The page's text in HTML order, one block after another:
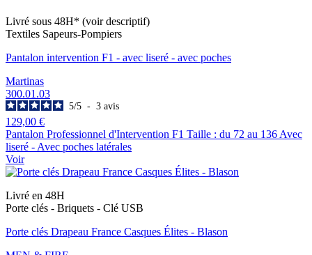
Livré sous 48H* (voir descriptif)
Textiles Sapeurs-Pompiers
Pantalon intervention F1 - avec liseré - avec poches
Martinas
300.01.03
5/5 - 3 avis
129,00 €
Pantalon Professionnel d'Intervention F1 Taille : du 72 au 136 Avec
liseré - Avec poches latérales
Voir
Livré en 48H
Porte clés - Briquets - Clé USB
Porte clés Drapeau France Casques Élites - Blason